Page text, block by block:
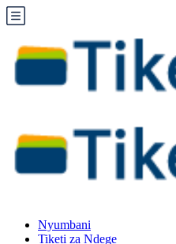
Nyumbani
Tiketi za Ndege